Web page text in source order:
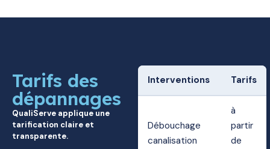
Tarifs des
dépannages
QualiServe applique une
tarification claire et
transparente.
Interventions Tarifs
Débouchage
canalisation
à
partir
de